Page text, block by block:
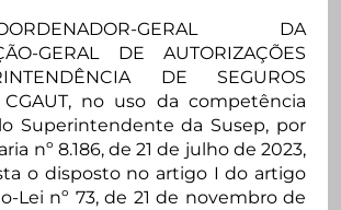
GERAL DA
GERAL DE AUTORIZAÇÕES
DE SEGUROS
CGAUT, no uso da competência
Superintendente da Susep, por
nº 8.186, de 21 de julho de 2023,
o disposto no artigo I do artigo
Lei nº 73, de 21 de novembro de